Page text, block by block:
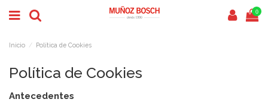
0
Inicio Política de Cookies
Política de Cookies
Antecedentes